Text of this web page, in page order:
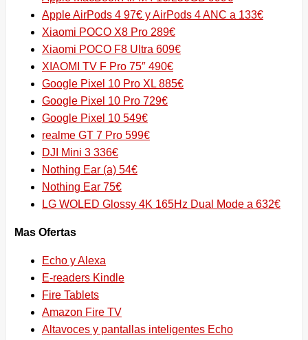
Apple AirPods 4 97€ y AirPods 4 ANC a 133€
Xiaomi POCO X8 Pro 289€
Xiaomi POCO F8 Ultra 609€
XIAOMI TV F Pro 75″ 490€
Google Pixel 10 Pro XL 885€
Google Pixel 10 Pro 729€
Google Pixel 10 549€
realme GT 7 Pro 599€
DJI Mini 3 336€
Nothing Ear (a) 54€
Nothing Ear 75€
LG WOLED Glossy 4K 165Hz Dual Mode a 632€
Mas Ofertas
Echo y Alexa
E-readers Kindle
Fire Tablets
Amazon Fire TV
Altavoces y pantallas inteligentes Echo